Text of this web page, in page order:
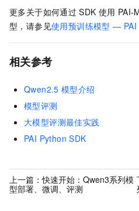
更多关于如何通过 SDK 使用 PAI-
型，请参见使用预训练模型 — PAI
相关参考
Qwen2.5 模型介绍
模型评测
大模型评测最佳实践
PAI Python SDK
上一篇：快速开始：Qwen3系列模
型部署、微调、评测